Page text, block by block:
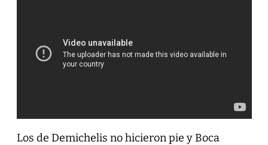
Los de Demichelis no hicieron pie y Boca